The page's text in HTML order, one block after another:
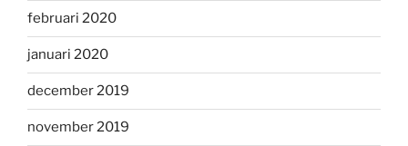
februari 2020
januari 2020
december 2019
november 2019